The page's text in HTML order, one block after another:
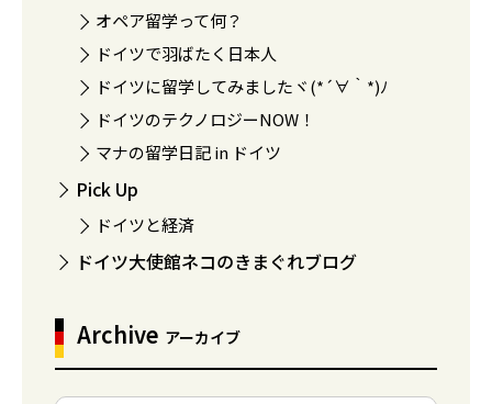
オペア留学って何？
ドイツで羽ばたく日本人
ドイツに留学してみましたヾ(*´∀｀*)ﾉ
ドイツのテクノロジーNOW！
マナの留学日記 in ドイツ
Pick Up
ドイツと経済
ドイツ大使館ネコのきまぐれブログ
Archive アーカイブ